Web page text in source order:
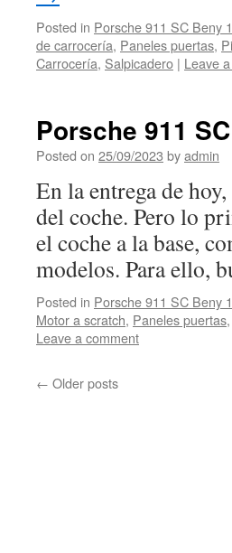
Posted in Porsche 911 SC Beny
de carrocería, Paneles puertas,
Carrocería, Salpicadero | Leave
Porsche 911
Posted on 25/09/2023 byadmin
En la entrega de
del coche. Pero lo
el coche a la base,
modelos. Para ello,
Posted in Porsche 911 SC Beny
Motor a scratch, Paneles puertas,
Leave a comment
← Older posts